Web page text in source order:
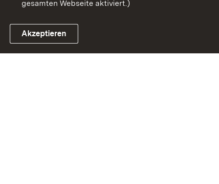
Link zum Landesportal
gesamten Webseite aktiviert.)
Akzeptieren